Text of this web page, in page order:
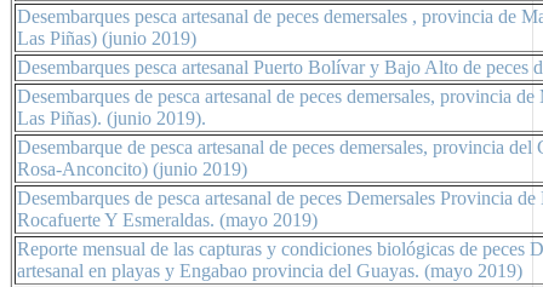
Desembarques pesca artesanal de peces demersales , provincia de
Las Piñas) (junio 2019)
Desembarques pesca artesanal Puerto Bolívar y Bajo Alto de peces
Desembarques de pesca artesanal de peces demersales, provincia
Las Piñas). (junio 2019).
Desembarque de pesca artesanal de peces demersales, provincia
Rosa-Anconcito) (junio 2019)
Desembarques de pesca artesanal de peces Demersales Provincia
Rocafuerte Y Esmeraldas. (mayo 2019)
Reporte mensual de las capturas y condiciones biológicas de peces
artesanal en playas y Engabao provincia del Guayas. (mayo 2019)